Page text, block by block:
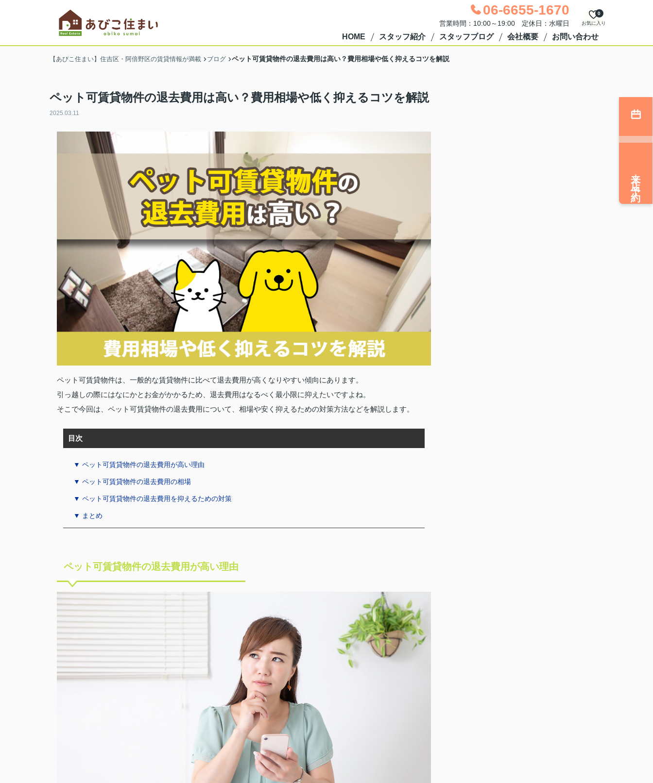
06-6655-1670
営業時間：10:00～19:00 定休日：水曜日 お気に入り
0
HOME スタッフ紹介 スタッフブログ 会社概要 お問い合わせ
【あびこ住まい】住吉区・阿倍野区の賃貸情報が満載 ブログ ペット可賃貸物件の退去費用は高い？費用相場や低く抑えるコツを解説
ペット可賃貸物件の退去費用は高い？費用相場や低く抑えるコツを解説
2025.03.11
ペット可賃貸物件は、一般的な賃貸物件に比べて退去費用が高くなりやすい傾向にあります。
引っ越しの際にはなにかとお金がかかるため、退去費用はなるべく最小限に抑えたいですよね。
そこで今回は、ペット可賃貸物件の退去費用について、相場や安く抑えるための対策方法などを解説します。
目次
▼ ペット可賃貸物件の退去費用が高い理由
▼ ペット可賃貸物件の退去費用の相場
▼ ペット可賃貸物件の退去費用を抑えるための対策
▼ まとめ
ペット可賃貸物件の退去費用が高い理由
来店予約